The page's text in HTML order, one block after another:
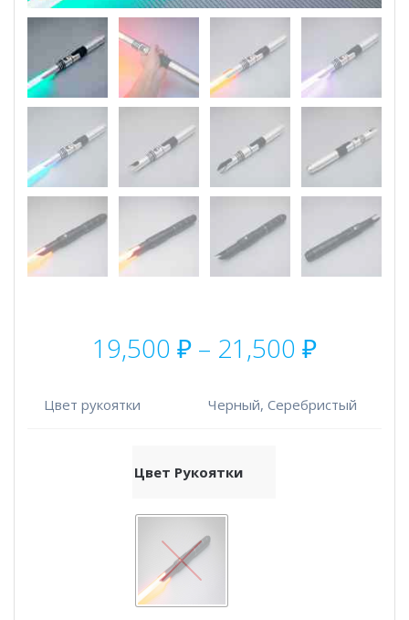
19,500 ₽ – 21,500 ₽
–
Цвет рукоятки Черный, Серебристый
Цвет Рукоятки